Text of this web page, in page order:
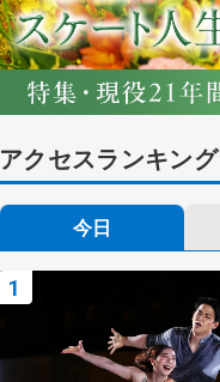
アクセスランキング
今日